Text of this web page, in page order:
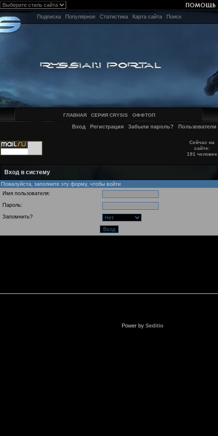
Подписка Популярное Статистика Карта сайта Поиск
ГЛАВНАЯ СЕРИЯ CRYSIS ОФФТОП
Вход Регистрация Забыли пароль? Пользователи
Сейчас на
сайте:
191 человек
Вход в систему
Пожалуйста, заполните эту форму, чтобы войти
Имя пользователя:
Пароль:
Запомнить?
Power by Seditio